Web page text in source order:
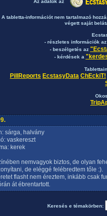
Az adatok az
A tabletta-információt nem tartalmazó
végett saját
- részletes információk
- beszélgetés az
- kérdések a
PillReports EcstasyData ChEckiT!
sárga, halvány
vaskereszt
kerek
nemvagyok biztos, de olyan
de eléggé felébredtem tőle :).
flasht nem éreztem, inkább csak
át ébrentartott.
Keresés e témakörben: